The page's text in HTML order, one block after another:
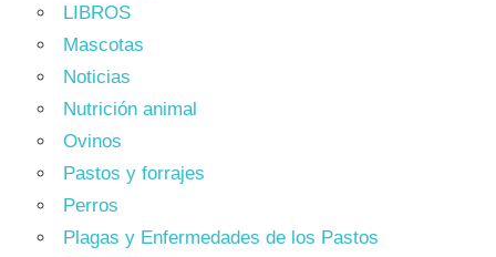
LIBROS
Mascotas
Noticias
Nutrición animal
Ovinos
Pastos y forrajes
Perros
Plagas y Enfermedades de los Pastos